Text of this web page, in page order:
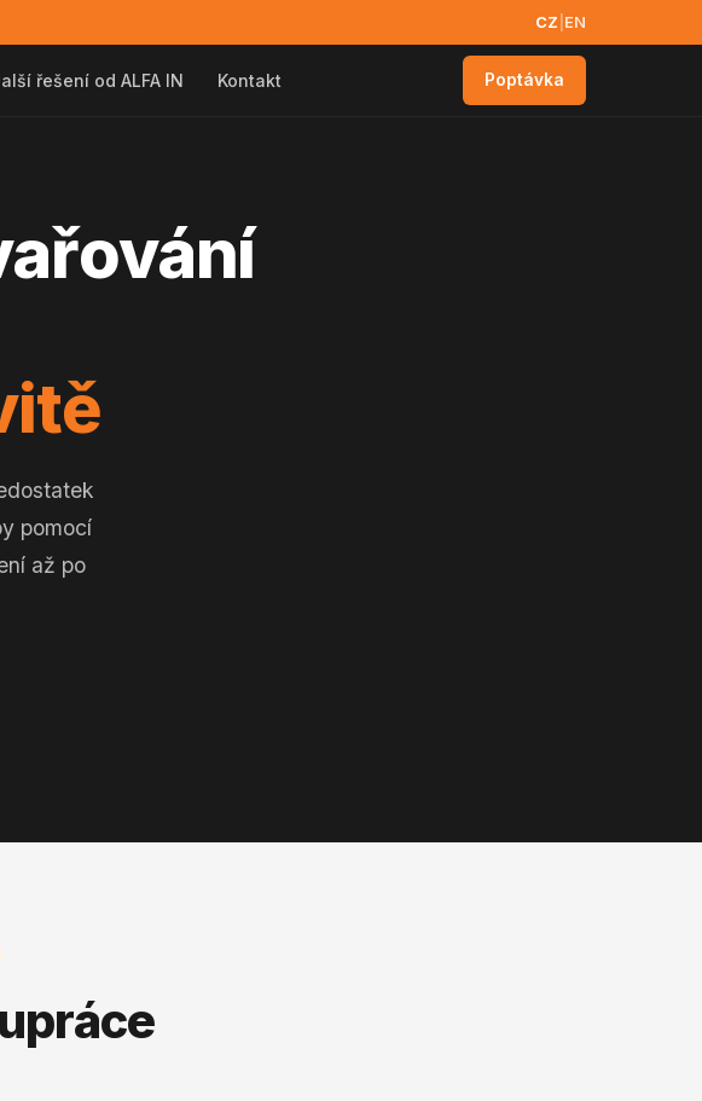
CZ EN
řešení od ALFA IN Kontakt Poptávka
pomocí
až po